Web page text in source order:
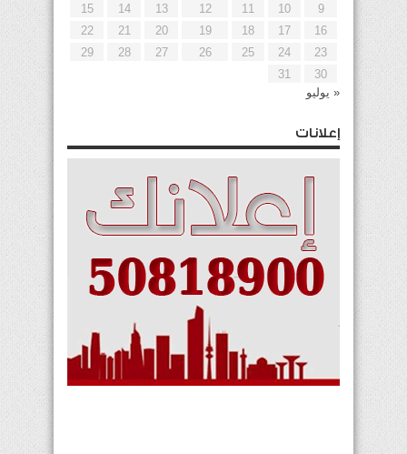
9
10
11
12
13
14
15
16
17
18
19
20
21
22
23
24
25
26
27
28
29
30
31
« يوليو
إعلانات